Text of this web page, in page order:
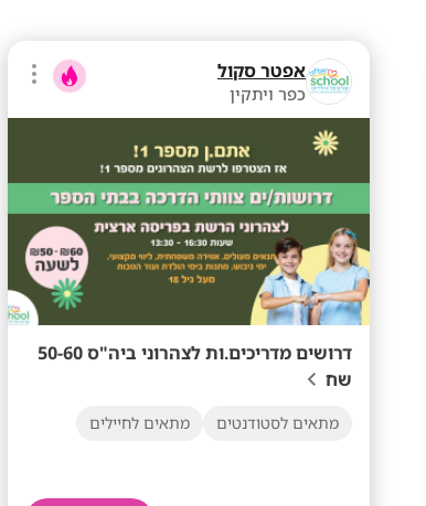
אפטר סקול
כפר ויתקין
דרושים מדריכים.ות לצהרוני ביה"ס 50-60
שח
מתאים לסטודנטים מתאים לחיילים